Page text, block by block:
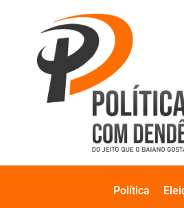
Política